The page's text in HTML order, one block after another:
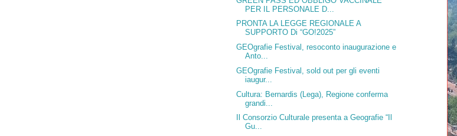
PER IL PERSONALE D...
PRONTA LA LEGGE REGIONALE A
SUPPORTO Di “GO!2025”
GEOgrafie Festival, resoconto inaugurazione e
Anto...
GEOgrafie Festival, sold out per gli eventi
iaugur...
Cultura: Bernardis (Lega), Regione conferma
grandi...
Il Consorzio Culturale presenta a Geografie “Il
Gu...